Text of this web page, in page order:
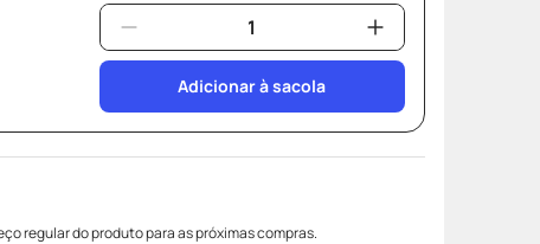
Adicionar à sacola
regular do produto para as próximas compras.